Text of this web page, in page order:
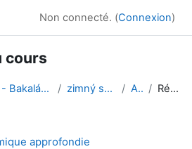
Non connecté. (Connexion)
cours
2. ročník - Bakalárske štúdium zimný semester AmA Résumé
approfondie